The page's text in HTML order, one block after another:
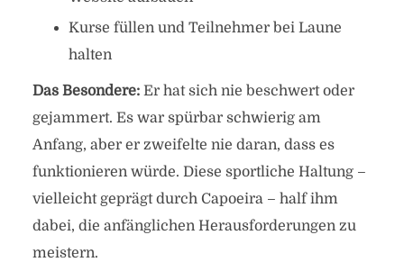
Kurse füllen und Teilnehmer bei Laune
halten
Das Besondere:Er hat sich nie beschwert oder
gejammert. Es war spürbar schwierig am
Anfang, aber er zweifelte nie daran, dass es
funktionieren würde. Diese sportliche Haltung –
vielleicht geprägt durch Capoeira – half ihm
dabei, die anfänglichen Herausforderungen zu
meistern.